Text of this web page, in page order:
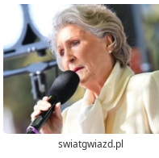
swiatgwiazd.pl